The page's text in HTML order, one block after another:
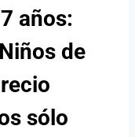
años:
de
sólo